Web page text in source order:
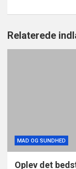
Relaterede
MAD OG SUNDHED
Oplev det